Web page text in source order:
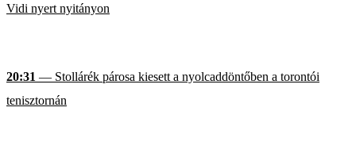
Vidi nyert nyitányon
20:31 — Stollárék párosa kiesett a nyolcaddöntőben a torontói
tenisztornán